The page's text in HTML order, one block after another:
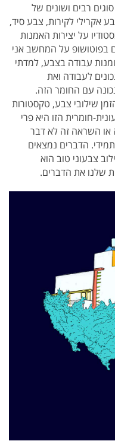
רבים ושונים של
אקרילי לקירות, צבע סיד,
על יצירות האמנות
בפוטושופ על המחשב אני
עבודה בצבע, למדתי
לעבודה ואת
עם החומר הזה.
שילובי צבע, טקסטורות
חומרית הזו היא פרי
או השראה זה לא דבר
הדברים נמצאים
צבעוני טוב הוא
שלנו את הדברים.